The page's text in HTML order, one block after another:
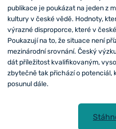
publikace je poukázat na jeden z
kultury v české vědě. Hodnoty,
výrazné disproporce, které v
Poukazují na to, že situace není
mezinárodní srovnání. Český
dát příležitost kvalifikovaným,
zbytečně tak přichází o potenciál,
posunul dále.